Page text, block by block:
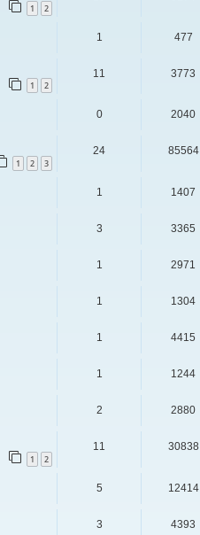
1 2
1 477
1 2
11 3773
0 2040
1 2 3
24 85564
1 1407
3 3365
1 2971
1 1304
1 4415
1 1244
2 2880
1 2
11 30838
5 12414
3 4393